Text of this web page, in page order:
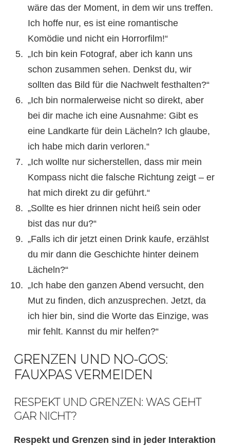
wäre das der Moment, in dem wir uns treffen.
Ich hoffe nur, es ist eine romantische
Komödie und nicht ein Horrorfilm!“
„Ich bin kein Fotograf, aber ich kann uns
schon zusammen sehen. Denkst du, wir
sollten das Bild für die Nachwelt festhalten?“
„Ich bin normalerweise nicht so direkt, aber
bei dir mache ich eine Ausnahme: Gibt es
eine Landkarte für dein Lächeln? Ich glaube,
ich habe mich darin verloren.“
„Ich wollte nur sicherstellen, dass mir mein
Kompass nicht die falsche Richtung zeigt – er
hat mich direkt zu dir geführt.“
„Sollte es hier drinnen nicht heiß sein oder
bist das nur du?“
„Falls ich dir jetzt einen Drink kaufe, erzählst
du mir dann die Geschichte hinter deinem
Lächeln?“
„Ich habe den ganzen Abend versucht, den
Mut zu finden, dich anzusprechen. Jetzt, da
ich hier bin, sind die Worte das Einzige, was
mir fehlt. Kannst du mir helfen?“
GRENZEN UND NO-GOS:
FAUXPAS VERMEIDEN
RESPEKT UND GRENZEN: WAS GEHT
GAR NICHT?
Respekt und Grenzen sind in jeder Interaktion